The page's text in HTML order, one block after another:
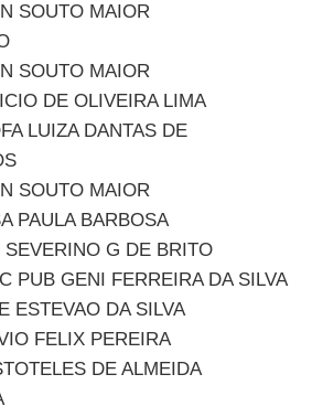
SOUTO MAIOR
SOUTO MAIOR
DE OLIVEIRA LIMA
LUIZA DANTAS DE
SOUTO MAIOR
PAULA BARBOSA
SEVERINO G DE BRITO
PUB GENI FERREIRA DA SILVA
ESTEVAO DA SILVA
FELIX PEREIRA
DE ALMEIDA